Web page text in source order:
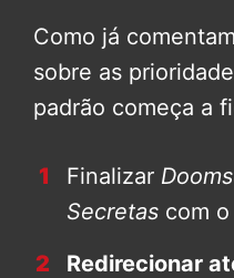
Como já
sobre as
padrão começa a
Finalizar
Secretas com
Redirecionar